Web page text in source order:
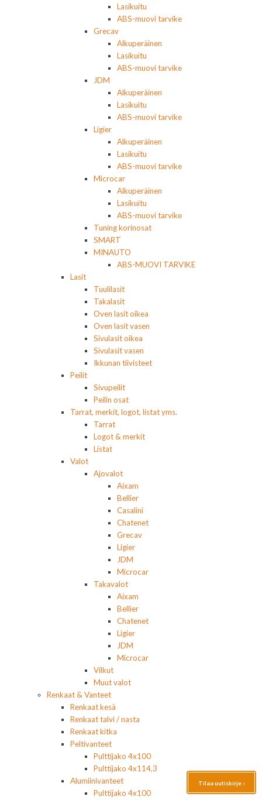
Lasikuitu
ABS-muovi tarvike
Grecav
Alkuperäinen
Lasikuitu
ABS-muovi tarvike
JDM
Alkuperäinen
Lasikuitu
ABS-muovi tarvike
Ligier
Alkuperäinen
Lasikuitu
ABS-muovi tarvike
Microcar
Alkuperäinen
Lasikuitu
ABS-muovi tarvike
Tuning korinosat
SMART
MINAUTO
ABS-MUOVI TARVIKE
Lasit
Tuulilasit
Takalasit
Oven lasit oikea
Oven lasit vasen
Sivulasit oikea
Sivulasit vasen
Ikkunan tiivisteet
Peilit
Sivupeilit
Peilin osat
Tarrat, merkit, logot, listat yms.
Tarrat
Logot & merkit
Listat
Valot
Ajovalot
Aixam
Bellier
Casalini
Chatenet
Grecav
Ligier
JDM
Microcar
Takavalot
Aixam
Bellier
Chatenet
Ligier
JDM
Microcar
Vilkut
Muut valot
Renkaat & Vanteet
Renkaat kesä
Renkaat talvi / nasta
Renkaat kitka
Peltivanteet
Pulttijako 4x100
Pulttijako 4x114,3
Alumiinivanteet
Pulttijako 4x100
Tilaa uutiskirje ›